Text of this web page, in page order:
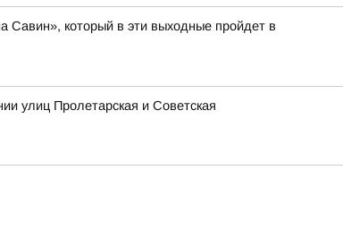
Савин», который в эти выходные пройдет в
улиц Пролетарская и Советская